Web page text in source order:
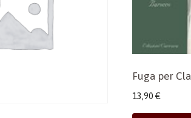
Fuga per
13,90 €